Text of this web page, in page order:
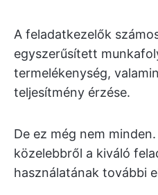
A feladatkezelők
egyszerűsített
termelékenység,
teljesítmény érzése.
De ez még nem
közelebbről a kiváló
használatának további